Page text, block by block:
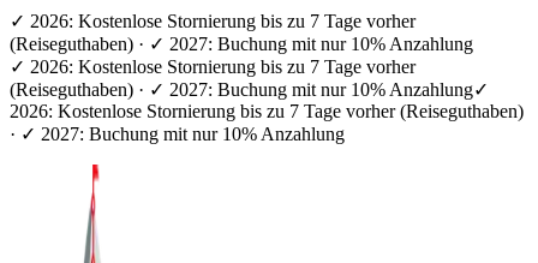
✓ 2026: Kostenlose Stornierung bis zu 7 Tage vorher
(Reiseguthaben) · ✓ 2027: Buchung mit nur 10% Anzahlung
✓ 2026: Kostenlose Stornierung bis zu 7 Tage vorher
(Reiseguthaben) · ✓ 2027: Buchung mit nur 10% Anzahlung✓
2026: Kostenlose Stornierung bis zu 7 Tage vorher (Reiseguthaben)
· ✓ 2027: Buchung mit nur 10% Anzahlung